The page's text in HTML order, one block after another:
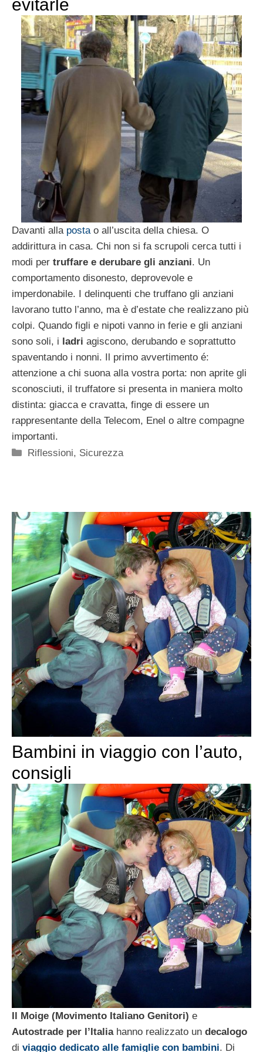
evitarle
Davanti alla postao all’uscita della chiesa. O
addirittura in casa. Chi non si fa scrupoli cerca tutti i
modi per truffare e derubare gli anziani. Un
comportamento disonesto, deprovevole e
imperdonabile. I delinquenti che truffano gli anziani
lavorano tutto l’anno, ma è d’estate che realizzano più
colpi. Quando figli e nipoti vanno in ferie e gli anziani
sono soli, i ladri agiscono, derubando e soprattutto
spaventando i nonni. Il primo avvertimento é:
attenzione a chi suona alla vostra porta: non aprite gli
sconosciuti, il truffatore si presenta in maniera molto
distinta: giacca e cravatta, finge di essere un
rappresentante della Telecom, Enel o altre compagne
importanti.
Categorie
Riflessioni, Sicurezza
Bambini in viaggio con l’auto,
consigli
Il Moige (Movimento Italiano Genitori) e
Autostrade per l’Italiahanno realizzato un decalogo
di viaggio dedicato alle famiglie con bambini. Di